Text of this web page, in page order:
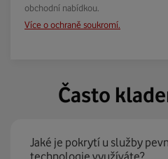
obchodní nabídkou.
Více o ochraně soukromí.
Často
Jaké je pokrytí u služby
technologie využíváte?